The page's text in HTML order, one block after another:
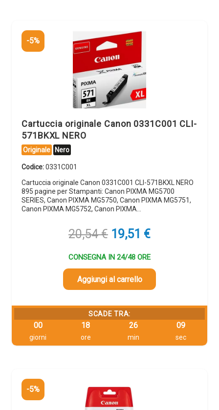
-5%
Cartuccia originale Canon 0331C001 CLI-
571BKXL NERO
Originale Nero
Codice:0331C001
Cartuccia originale Canon 0331C001 CLI-571BKXL NERO
895 pagine per Stampanti: Canon PIXMA MG5700
SERIES, Canon PIXMA MG5750, Canon PIXMA MG5751,
Canon PIXMA MG5752, Canon PIXMA…
20,54€ Il
originale
era:
20,54 €.
19,51 €Il
attuale
è:
CONSEGNA IN 24/48 ORE
Aggiungi al carrello
SCADE TRA:
00
giorni
18
ore
26
min
08
sec
-5%